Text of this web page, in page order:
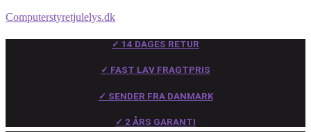
Computerstyretjulelys.dk
✓ 14 DAGES RETUR
✓ FAST LAV FRAGTPRIS
✓ SENDER FRA DANMARK
✓ 2 ÅRS GARANTI